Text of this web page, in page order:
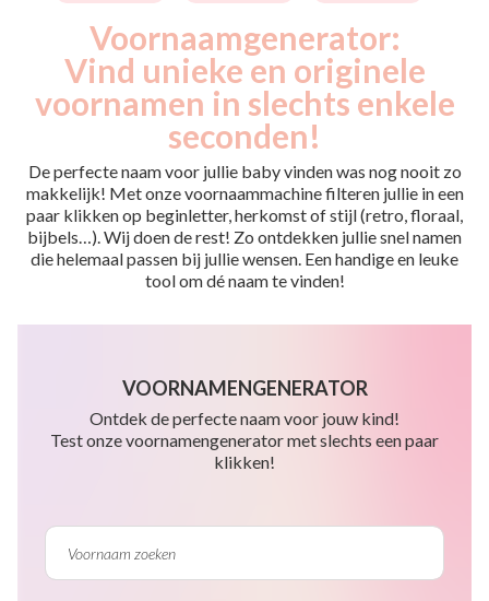
Voornaamgenerator:
Vind unieke en originele
voornamen in slechts enkele
seconden!
De perfecte naam voor jullie baby vinden was nog nooit zo
makkelijk! Met onze voornaammachine filteren jullie in een
paar klikken op beginletter, herkomst of stijl (retro, floraal,
bijbels…). Wij doen de rest! Zo ontdekken jullie snel namen
die helemaal passen bij jullie wensen. Een handige en leuke
tool om dé naam te vinden!
VOORNAMENGENERATOR
Ontdek de perfecte naam voor jouw kind!
Test onze voornamengenerator met slechts een paar
klikken!